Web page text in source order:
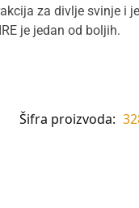
za divlje svinje i
je jedan od boljih.
Šifra proizvoda: